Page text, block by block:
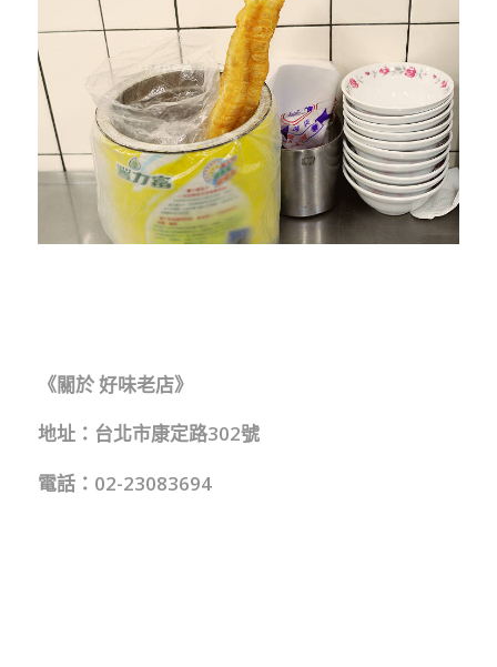
《關於 好味老店》
地址：台北市康定路302號
電話：02-23083694